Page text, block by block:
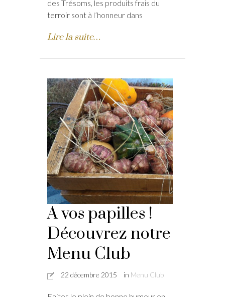
des Trésoms, les produits frais du
terroir sont à l’honneur dans
Lire la suite…
A vos papilles !
Découvrez notre
Menu Club
22 décembre 2015 in Menu Club